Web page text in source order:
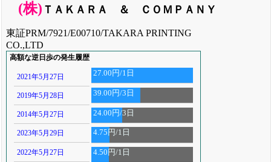
(株) ＴＡＫＡＲＡ ＆ ＣＯＭＰＡＮＹ
東証PRM/7921/E00710/TAKARA PRINTING
CO.,LTD
高額な逆日歩の発生履歴
2021年5月27日 27.00円/1日
2019年5月28日 39.00円/3日
2014年5月27日 24.00円/3日
2023年5月29日 4.75円/1日
2022年5月27日 4.50円/1日